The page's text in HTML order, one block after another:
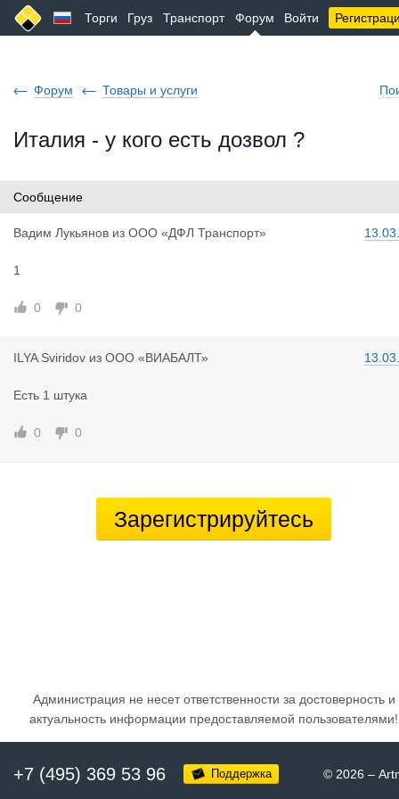
Торги Груз Транспорт Форум Войти
Форум Товары и услуги
Италия - у кого есть дозвол ?
Сообщение
Вадим Лукьянов из ООО «ДФЛ Транспорт»
1
0 0
ILYA Sviridov из ООО «ВИАБАЛТ»
Есть 1 штука
0 0
Зарегистрируйтесь
Администрация не несет ответственности за достоверность и
актуальность информации предоставляемой пользователями!
+7 (495) 369 53 96 Поддержка © 2026 –